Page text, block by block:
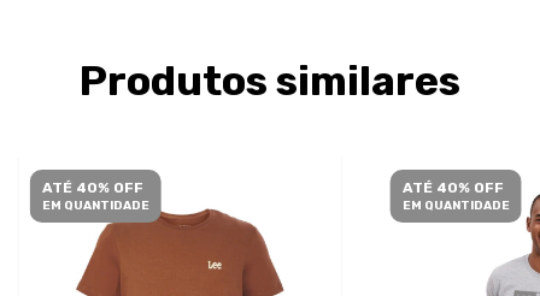
Produtos similares
ATÉ 40% OFF
EM QUANTIDADE
ATÉ 40% OFF
EM QUANTIDADE